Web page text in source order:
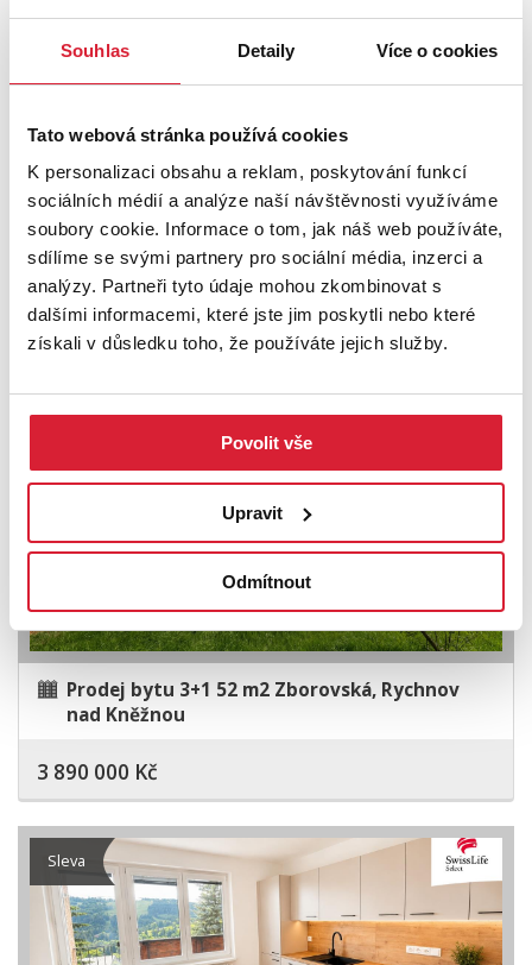
Souhlas Detaily Více o cookies
Tato webová stránka používá cookies
K personalizaci obsahu a reklam, poskytování funkcí
sociálních médií a analýze naší návštěvnosti využíváme
soubory cookie. Informace o tom, jak náš web používáte,
sdílíme se svými partnery pro sociální média, inzerci a
analýzy. Partneři tyto údaje mohou zkombinovat s
dalšími informacemi, které jste jim poskytli nebo které
získali v důsledku toho, že používáte jejich služby.
Povolit vše
Upravit
Odmítnout
Prodej bytu 3+1 63 m2 Valentova, Praha
9 290 000 Kč
Prodej bytu 3+1 52 m2 Zborovská, Rychnov
nad Kněžnou
3 890 000 Kč
Sleva